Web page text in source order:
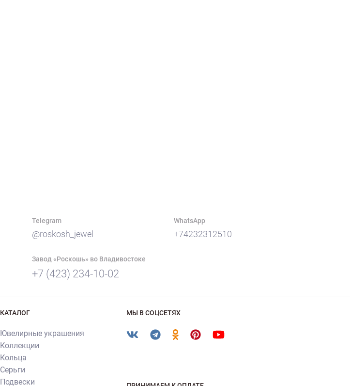
Telegram
@roskosh_jewel
WhatsApp
+74232312510
Завод «Роскошь» во Владивостоке
+7 (423) 234-10-02
КАТАЛОГ
Ювелирные украшения
Коллекции
Кольца
Серьги
Подвески
МЫ В СОЦСЕТЯХ